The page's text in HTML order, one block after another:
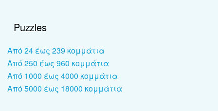
Puzzles
Από 24 έως 239 κομμάτια
Από 250 έως 960 κομμάτια
Από 1000 έως 4000 κομμάτια
Από 5000 έως 18000 κομμάτια